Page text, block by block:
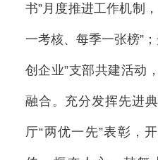
书”月度推进工作机制
一考核、每季一张榜”
创企业”支部共建活动
融合。充分发挥先进
厅“两优一先”表彰，